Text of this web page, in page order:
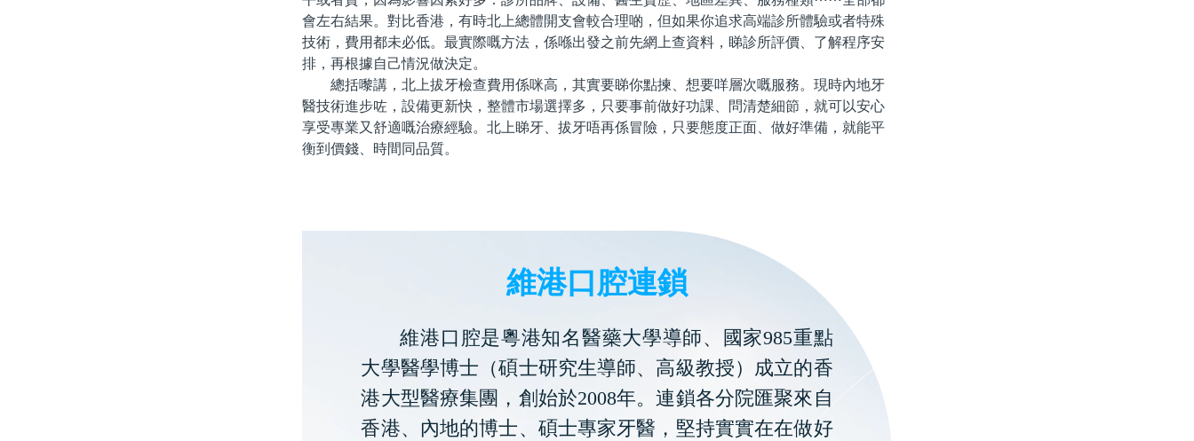
會左右結果。對比香港，有時北上總體開支會較合理啲，但如果你追求高端診所體驗或者特殊
技術，費用都未必低。最實際嘅方法，係喺出發之前先網上查資料，睇診所評價、了解程序安
排，再根據自己情況做決定。
總括嚟講，北上拔牙檢查費用係咪高，其實要睇你點揀、想要咩層次嘅服務。現時內地牙
醫技術進步咗，設備更新快，整體市場選擇多，只要事前做好功課、問清楚細節，就可以安心
享受專業又舒適嘅治療經驗。北上睇牙、拔牙唔再係冒險，只要態度正面、做好準備，就能平
衡到價錢、時間同品質。
維港口腔連鎖
維港口腔是粵港知名醫藥大學導師、國家985重點
大學醫學博士（碩士研究生導師、高級教授）成立的香
港大型醫療集團，創始於2008年。連鎖各分院匯聚來自
香港、內地的博士、碩士專家牙醫，堅持實實在在做好